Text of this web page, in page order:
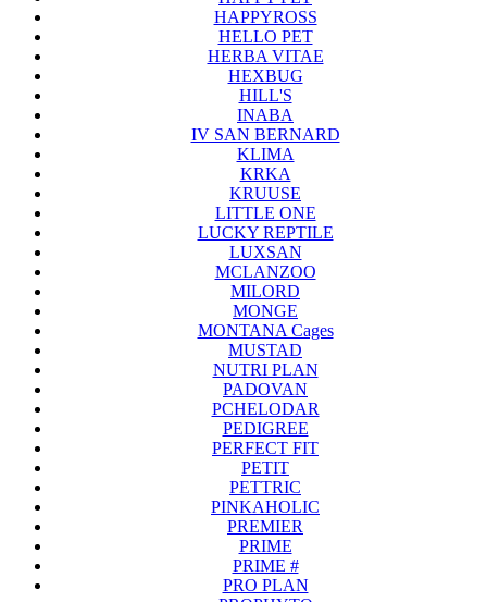
HAPPYROSS
HELLO PET
HERBA VITAE
HEXBUG
HILL'S
INABA
IV SAN BERNARD
KLIMA
KRKA
KRUUSE
LITTLE ONE
LUCKY REPTILE
LUXSAN
MCLANZOO
MILORD
MONGE
MONTANA Cages
MUSTAD
NUTRI PLAN
PADOVAN
PCHELODAR
PEDIGREE
PERFECT FIT
PETIT
PETTRIC
PINKAHOLIC
PREMIER
PRIME
PRIME #
PRO PLAN